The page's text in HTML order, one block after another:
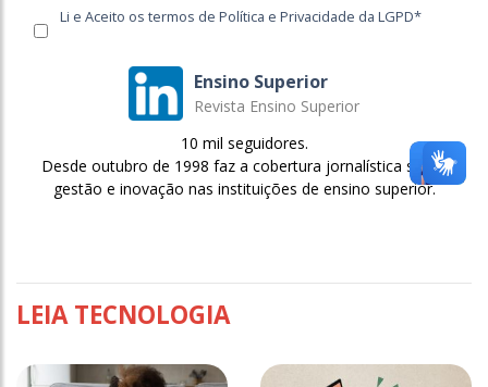
Li e Aceito os termos de Política e Privacidade da LGPD*
Ensino Superior
Revista Ensino Superior
10 mil seguidores.
Desde outubro de 1998 faz a cobertura jornalística sobre
gestão e inovação nas instituições de ensino superior.
LEIA TECNOLOGIA